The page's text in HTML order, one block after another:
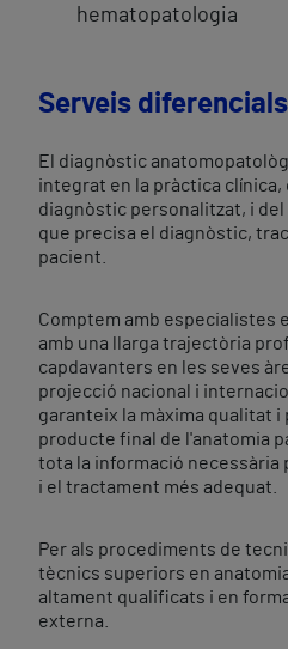
hematopatologia
Serveis diferencials
El diagnòstic
integrat en la pràctica
diagnòstic personalitzat, i
que precisa el diagnòstic,
pacient.
Comptem amb especialistes
amb una llarga trajectòria
capdavanters en les seves
projecció nacional i
garanteix la màxima qualitat
producte final de l'anatomia
tota la informació
i el tractament més adequat.
Per als procediments de
tècnics superiors en
altament qualificats i en
externa.